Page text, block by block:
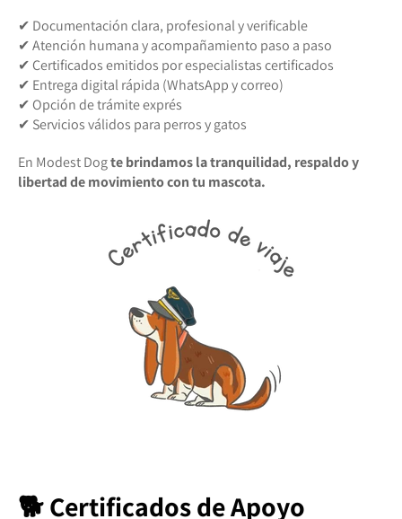
✔ Documentación clara, profesional y verificable
✔ Atención humana y acompañamiento paso a paso
✔ Certificados emitidos por especialistas certificados
✔ Entrega digital rápida (WhatsApp y correo)
✔ Opción de trámite exprés
✔ Servicios válidos para perros y gatos
En Modest Dogte brindamos la tranquilidad, respaldo y
libertad de movimiento con tu mascota.
🐕 Certificados de Apoyo